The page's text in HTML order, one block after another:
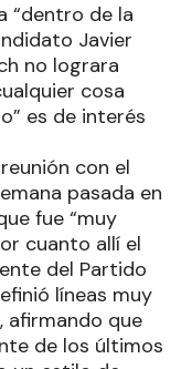
“dentro de la
Javier
no lograra
cosa
es de interés
con el
pasada en
fue “muy
cuanto allí el
del Partido
líneas muy
afirmando que
de los últimos